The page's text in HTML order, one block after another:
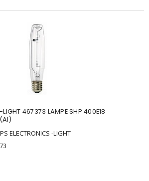
LIGHT 467373 LAMPE SHP 400E18
ELECTRONICS -LIGHT